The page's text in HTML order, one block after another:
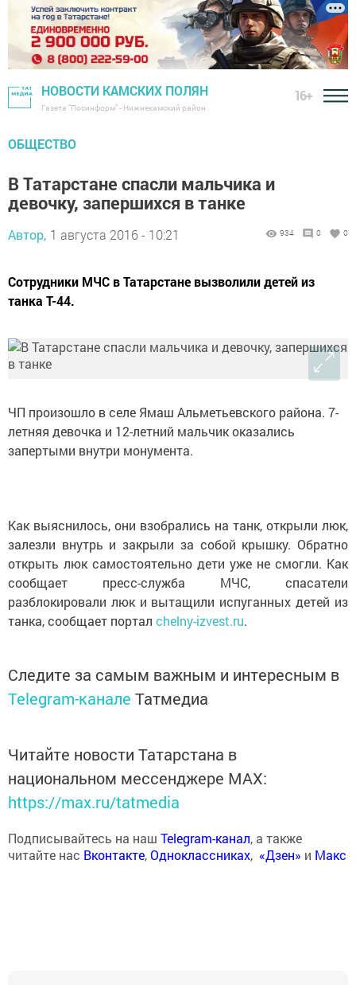
НОВОСТИ КАМСКИХ ПОЛЯН
Газета "Посинформ" - Нижнекамский район
16+
ОБЩЕСТВО
В Татарстане спасли мальчика и
девочку, запершихся в танке
Автор, 1 августа 2016 - 10:21 934 0 0
Сотрудники МЧС в Татарстане вызволили детей из
танка Т-44.
ЧП произошло в селе Ямаш Альметьевского района. 7-
летняя девочка и 12-летний мальчик оказались
запертыми внутри монумента.
Как выяснилось, они взобрались на танк, открыли люк,
залезли внутрь и закрыли за собой крышку. Обратно
открыть люк самостоятельно дети уже не смогли. Как
сообщает пресс-служба МЧС, спасатели
разблокировали люк и вытащили испуганных детей из
танка, сообщает портал chelny-izvest.ru.
Следите за самым важным и интересным в
Telegram-канале Татмедиа
Читайте новости Татарстана в
национальном мессенджере MАХ:
https://max.ru/tatmedia
Подписывайтесь на наш Telegram-канал, а также
читайте нас Вконтакте,Одноклассниках, «Дзен» и Макс